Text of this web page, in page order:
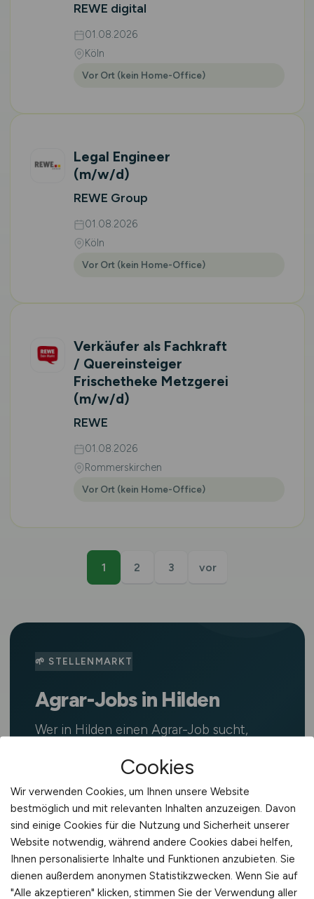
REWE digital
01.08.2026
Köln
Vor Ort (kein Home-Office)
Legal Engineer
(m/w/d)
REWE Group
01.08.2026
Köln
Vor Ort (kein Home-Office)
Verkäufer als Fachkraft
/ Quereinsteiger
Frischetheke Metzgerei
(m/w/d)
REWE
01.08.2026
Rommerskirchen
Vor Ort (kein Home-Office)
1 2 3 vor
🌱 STELLENMARKT
Agrar-Jobs in Hilden
Wer in Hilden einen Agrar-Job sucht,
Nordrhein-Westfalen. Schwerpunkte der
Region sind Schweinehaltung, Gartenbau
und Lebensmittelindustrie. Auf
AGRAR.JOBSfindest du täglich
aktualisierte Stellenangebote in
Landwirtschaft, Agrartechnik, Tierhaltung,
Lebensmittelindustrie, Gartenbau,
Cookies
Wir verwenden Cookies, um Ihnen unsere Website
bestmöglich und mit relevanten Inhalten anzuzeigen. Davon
sind einige Cookies für die Nutzung und Sicherheit unserer
Website notwendig, während andere Cookies dabei helfen,
Ihnen personalisierte Inhalte und Funktionen anzubieten. Sie
dienen außerdem anonymen Statistikzwecken. Wenn Sie auf
"Alle akzeptieren" klicken, stimmen Sie der Verwendung aller